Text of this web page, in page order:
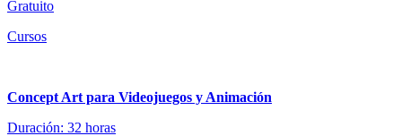
Gratuito
Cursos
Concept Art para Videojuegos y Animación
Duración: 32 horas